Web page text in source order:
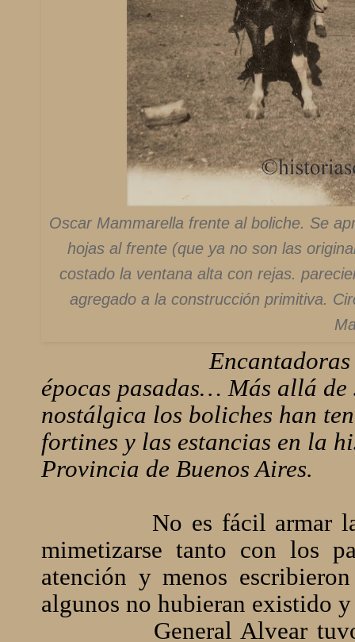
Oscar Mammarella frente al boliche. Se
hojas al frente (que ya no son las
costado la ventana alta con rejas.
agregado a la construcción primitiva.
Encantadoras
épocas pasadas… Más allá
nostálgica los boliches han
fortines y las estancias en la
Provincia de Buenos Aires.
No es fácil armar
mimetizarse tanto con los
atención y menos
algunos no hubieran existido
General Alvear